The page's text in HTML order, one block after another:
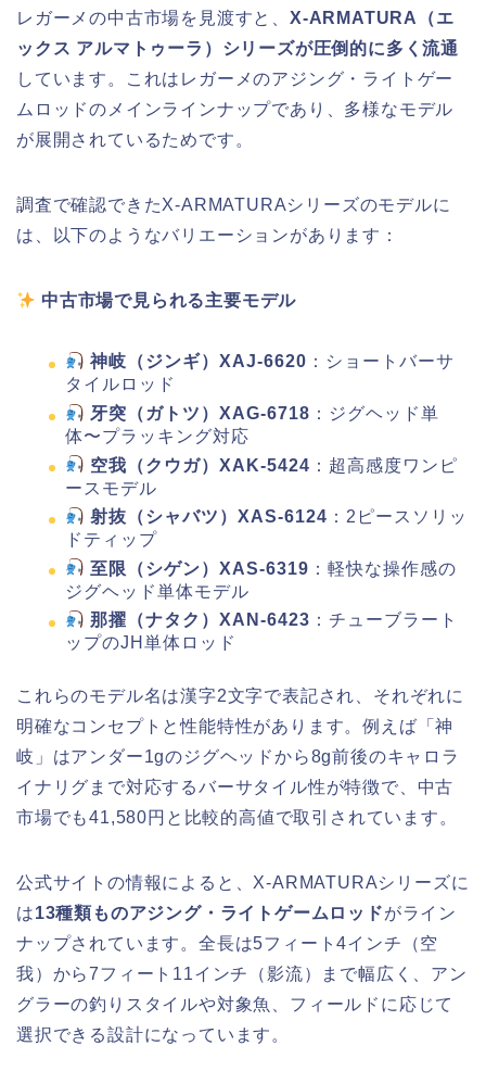
レガーメの中古市場を見渡すと、 X-ARMATURA（エ
ックス アルマトゥーラ）シリーズが圧倒的に多く流通
しています。これはレガーメのアジング・ライトゲー
ムロッドのメインラインナップであり、多様なモデル
が展開されているためです。
調査で確認できたX-ARMATURAシリーズのモデルに
は、以下のようなバリエーションがあります：
中古市場で見られる主要モデル
神岐（ジンギ）XAJ-6620 ：ショートバーサ
タイルロッド
牙突（ガトツ）XAG-6718 ：ジグヘッド単
体〜プラッキング対応
空我（クウガ）XAK-5424 ：超高感度ワンピ
ースモデル
射抜（シャバツ）XAS-6124 ：2ピースソリッ
ドティップ
至限（シゲン）XAS-6319 ：軽快な操作感の
ジグヘッド単体モデル
那擢（ナタク）XAN-6423 ：チューブラート
ップのJH単体ロッド
これらのモデル名は漢字2文字で表記され、それぞれに
明確なコンセプトと性能特性があります。例えば「神
岐」はアンダー1gのジグヘッドから8g前後のキャロラ
イナリグまで対応するバーサタイル性が特徴で、中古
市場でも41,580円と比較的高値で取引されています。
公式サイトの情報によると、X-ARMATURAシリーズに
は13種類ものアジング・ライトゲームロッドがライン
ナップされています。全長は5フィート4インチ（空
我）から7フィート11インチ（影流）まで幅広く、アン
グラーの釣りスタイルや対象魚、フィールドに応じて
選択できる設計になっています。